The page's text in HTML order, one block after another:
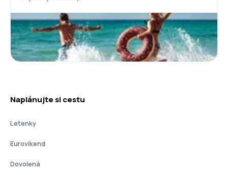
Naplánujte si cestu
Letenky
Eurovíkend
Dovolená